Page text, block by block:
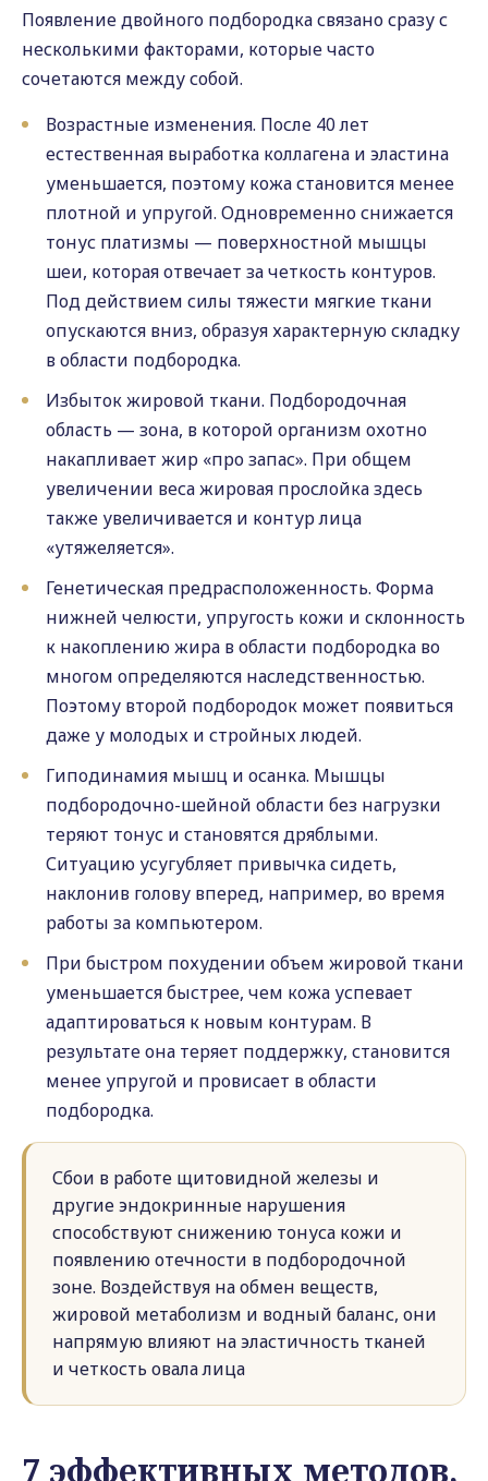
Появление двойного подбородка связано сразу с
несколькими факторами, которые часто
сочетаются между собой.
Возрастные изменения. После 40 лет
естественная выработка коллагена и эластина
уменьшается, поэтому кожа становится менее
плотной и упругой. Одновременно снижается
тонус платизмы — поверхностной мышцы
шеи, которая отвечает за четкость контуров.
Под действием силы тяжести мягкие ткани
опускаются вниз, образуя характерную складку
в области подбородка.
Избыток жировой ткани. Подбородочная
область — зона, в которой организм охотно
накапливает жир «про запас». При общем
увеличении веса жировая прослойка здесь
также увеличивается и контур лица
«утяжеляется».
Генетическая предрасположенность. Форма
нижней челюсти, упругость кожи и склонность
к накоплению жира в области подбородка во
многом определяются наследственностью.
Поэтому второй подбородок может появиться
даже у молодых и стройных людей.
Гиподинамия мышц и осанка. Мышцы
подбородочно-шейной области без нагрузки
теряют тонус и становятся дряблыми.
Ситуацию усугубляет привычка сидеть,
наклонив голову вперед, например, во время
работы за компьютером.
При быстром похудении объем жировой ткани
уменьшается быстрее, чем кожа успевает
адаптироваться к новым контурам. В
результате она теряет поддержку, становится
менее упругой и провисает в области
подбородка.
Сбои в работе щитовидной железы и
другие эндокринные нарушения
способствуют снижению тонуса кожи и
появлению отечности в подбородочной
зоне. Воздействуя на обмен веществ,
жировой метаболизм и водный баланс, они
напрямую влияют на эластичность тканей
и четкость овала лица
7 эффективных методов,